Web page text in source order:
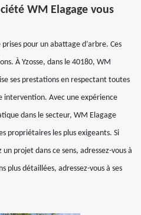
WM Elagage vous
pour un abattage d’arbre. Ces
À Yzosse, dans le 40180, WM
ses prestations en respectant toutes
intervention. Avec une expérience
dans le secteur, WM Elagage
propriétaires les plus exigeants. Si
un projet dans ce sens, adressez-vous à
plus détaillées, adressez-vous à ses